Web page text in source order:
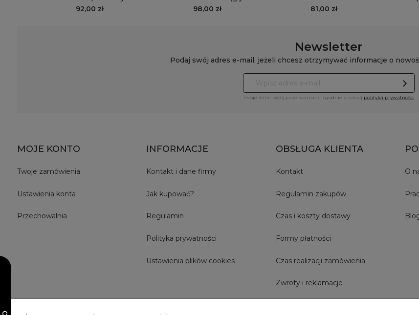
SM62 | cytrynowy raj
92,00 zł
SM62 | cytrynowy raj
98,00 zł
cytrynowy raj
81,00 zł
Newsletter
Podaj swój adres e-mail, jeżeli chcesz otrzymywać informacje o
Twoje dane będą przetwarzane zgodnie z naszą polityką prywatności
MOJE KONTO
Twoje zamówienia
Ustawienia konta
Przechowalnia
INFORMACJE
Kontakt i dane firmy
Jak kupować?
Regulamin
Polityka prywatności
Ustawienia plików cookies
OBSŁUGA KLIENTA
Kontakt
Regulamin zakupów
Czas i koszty dostawy
Formy płatności
Czas realizacji zamówienia
Zwroty i reklamacje
O